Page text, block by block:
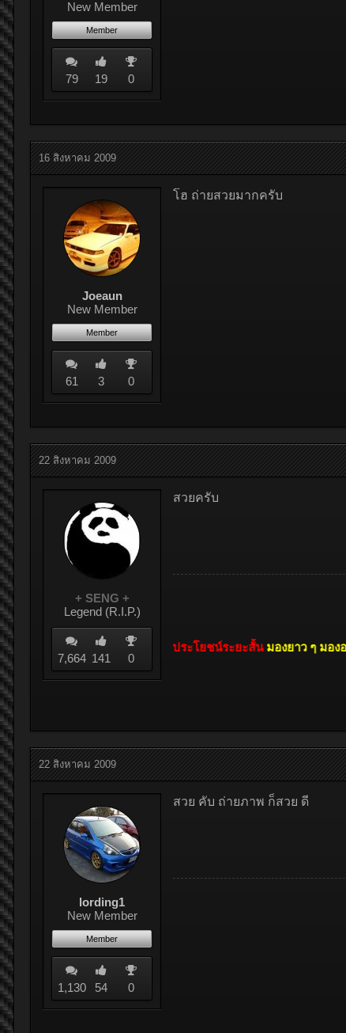
New Member
Member
79 19 0
16 สิงหาคม 2009
Joeaun
New Member
Member
61 3 0
โฮ ถ่ายสวยมากครับ
22 สิงหาคม 2009
+ SENG +
Legend (R.I.P.)
7,664 141 0
สวยครับ
อย่ามองแค่ผลประโยชน์ระยะสั้น มองยาว ๆ มองอดีตดูว่า
22 สิงหาคม 2009
lording1
New Member
Member
1,130 54 0
สวย คับ ถ่ายภาพ ก็สวย ดี